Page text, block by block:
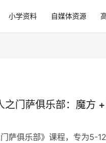
小学资料 自媒体资源
之门萨俱乐部：魔方
萨俱乐部》课程，专为5-